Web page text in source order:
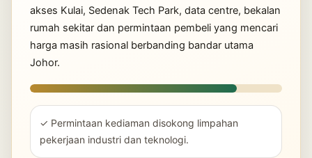
akses Kulai, Sedenak Tech Park, data centre, bekalan
rumah sekitar dan permintaan pembeli yang mencari
harga masih rasional berbanding bandar utama
Johor.
✓ Permintaan kediaman disokong limpahan
pekerjaan industri dan teknologi.